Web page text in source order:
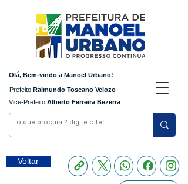
Olá, Bem-vindo a Manoel Urbano!
Prefeito Raimundo Toscano Velozo
Vice-Prefeito Alberto Ferreira Bezerra
Voltar